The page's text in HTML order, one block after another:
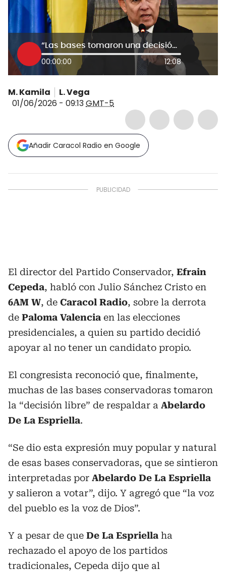
“Las bases tomaron una decisión libre”: Efraín Cepeda sobre votos conservadores en primera vuelta
00:00:00 12:08
M. Kamila
L. Vega
01/06/2026 - 09:13GMT-5
Añadir Caracol Radio en Google
El director del Partido Conservador, Efrain
Cepeda, habló con Julio Sánchez Cristo en
6AM W, de Caracol Radio, sobre la derrota
de Paloma Valencia en las elecciones
presidenciales, a quien su partido decidió
apoyar al no tener un candidato propio.
El congresista reconoció que, finalmente,
muchas de las bases conservadoras tomaron
la “decisión libre” de respaldar a Abelardo
De La Espriella.
“Se dio esta expresión muy popular y natural
de esas bases conservadoras, que se sintieron
interpretadas por Abelardo De La Espriella
y salieron a votar”, dijo. Y agregó que “la voz
del pueblo es la voz de Dios”.
Y a pesar de que De La Espriella ha
rechazado el apoyo de los partidos
tradicionales, Cepeda dijo que al